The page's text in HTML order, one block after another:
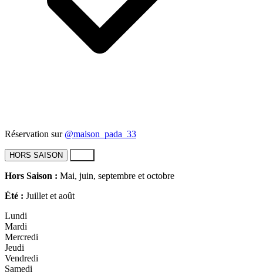
Réservation sur @maison_pada_33
HORS SAISON
Hors Saison : Mai, juin, septembre et octobre
Été : Juillet et août
Lundi
Mardi
Mercredi
Jeudi
Vendredi
Samedi